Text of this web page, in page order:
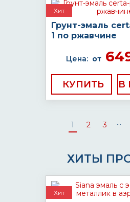
Хит
Грунт-эмаль
1 по ржавчине
Цена: от
КУПИТЬ
1 2 3 ...
ХИТЫ
Хит